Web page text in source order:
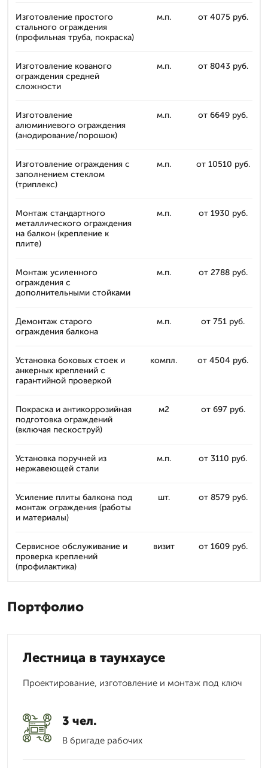
Изготовление простого
стального ограждения
(профильная труба, покраска)
м.п. от 4075 руб.
Изготовление кованого
ограждения средней
сложности
м.п. от 8043 руб.
Изготовление
алюминиевого ограждения
(анодирование/порошок)
м.п. от 6649 руб.
Изготовление ограждения с
заполнением стеклом
(триплекс)
м.п. от 10510 руб.
Монтаж стандартного
металлического ограждения
на балкон (крепление к
плите)
м.п. от 1930 руб.
Монтаж усиленного
ограждения с
дополнительными стойками
м.п. от 2788 руб.
Демонтаж старого
ограждения балкона
м.п. от 751 руб.
Установка боковых стоек и
анкерных креплений с
гарантийной проверкой
компл. от 4504 руб.
Покраска и антикоррозийная
подготовка ограждений
(включая пескоструй)
м2 от 697 руб.
Установка поручней из
нержавеющей стали
м.п. от 3110 руб.
Усиление плиты балкона под
монтаж ограждения (работы
и материалы)
шт. от 8579 руб.
Сервисное обслуживание и
проверка креплений
(профилактика)
визит от 1609 руб.
Портфолио
Лестница в таунхаусе
Проектирование, изготовление и монтаж под ключ
3 чел.
В бригаде рабочих